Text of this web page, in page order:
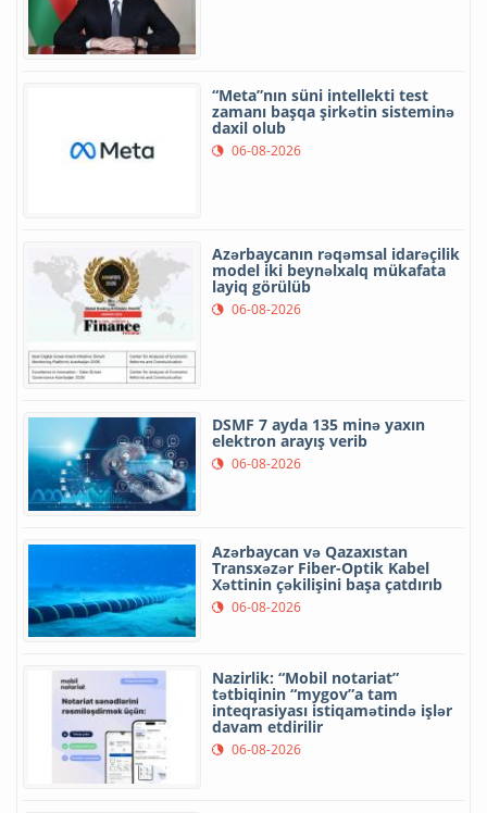
“Meta”nın süni intellekti test
zamanı başqa şirkətin sisteminə
daxil olub
06-08-2026
Azərbaycanın rəqəmsal idarəçilik
model iki beynəlxalq mükafata
layiq görülüb
06-08-2026
DSMF 7 ayda 135 minə yaxın
elektron arayış verib
06-08-2026
Azərbaycan və Qazaxıstan
Transxəzər Fiber-Optik Kabel
Xəttinin çəkilişini başa çatdırıb
06-08-2026
Nazirlik: “Mobil notariat”
tətbiqinin “mygov”a tam
inteqrasiyası istiqamətində işlər
davam etdirilir
06-08-2026